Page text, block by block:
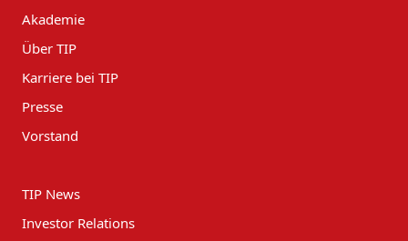
Akademie
Über TIP
Karriere bei TIP
Presse
Vorstand
TIP News
Investor Relations